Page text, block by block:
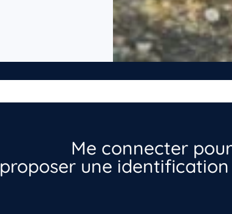
Me connecter pour
proposer une